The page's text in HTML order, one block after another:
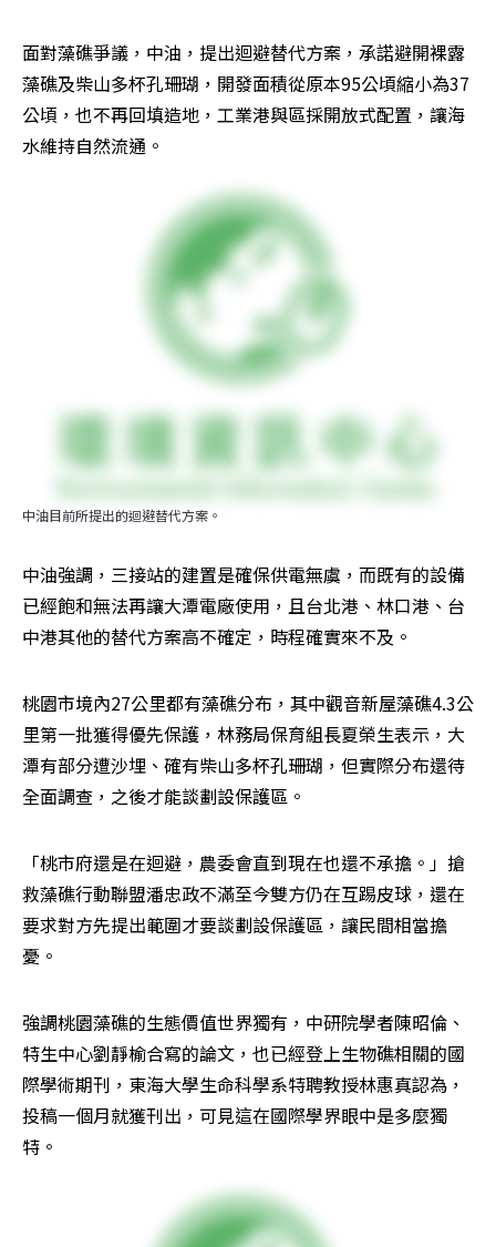
面對藻礁爭議，中油，提出迴避替代方案，承諾避開裸露
藻礁及柴山多杯孔珊瑚，開發面積從原本95公頃縮小為37
公頃，也不再回填造地，工業港與區採開放式配置，讓海
水維持自然流通。
中油目前所提出的迴避替代方案。
中油強調，三接站的建置是確保供電無虞，而既有的設備
已經飽和無法再讓大潭電廠使用，且台北港、林口港、台
中港其他的替代方案高不確定，時程確實來不及。
桃園市境內27公里都有藻礁分布，其中觀音新屋藻礁4.3公
里第一批獲得優先保護，林務局保育組長夏榮生表示，大
潭有部分遭沙埋、確有柴山多杯孔珊瑚，但實際分布還待
全面調查，之後才能談劃設保護區。
「桃市府還是在迴避，農委會直到現在也還不承擔。」搶
救藻礁行動聯盟潘忠政不滿至今雙方仍在互踢皮球，還在
要求對方先提出範圍才要談劃設保護區，讓民間相當擔
憂。
強調桃園藻礁的生態價值世界獨有，中研院學者陳昭倫、
特生中心劉靜榆合寫的論文，也已經登上生物礁相關的國
際學術期刊，東海大學生命科學系特聘教授林惠真認為，
投稿一個月就獲刊出，可見這在國際學界眼中是多麼獨
特。